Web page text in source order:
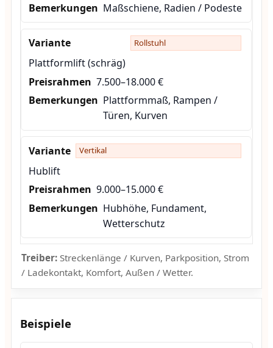
Maßschiene, Radien / Podeste
Rollstuhl
Plattformlift (schräg)
7.500–18.000 €
Plattformmaß, Rampen /
Türen, Kurven
Vertikal
Hublift
9.000–15.000 €
Hubhöhe, Fundament,
Wetterschutz
Treiber:Streckenlänge / Kurven, Parkposition, Strom
/ Ladekontakt, Komfort, Außen / Wetter.
Beispiele